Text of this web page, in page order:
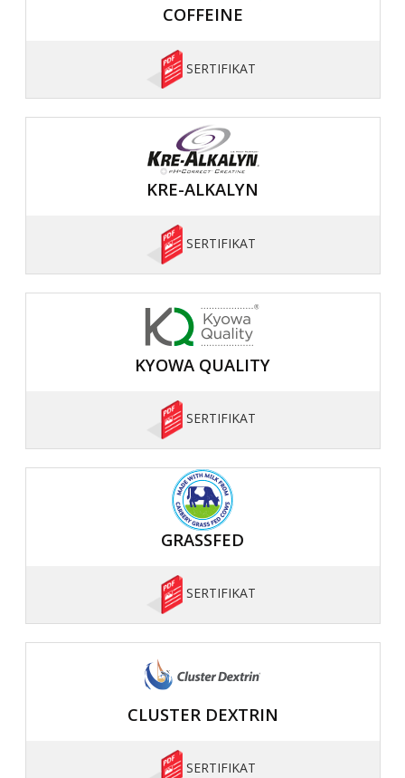
COFFEINE
SERTIFIKAT
KRE-ALKALYN
SERTIFIKAT
KYOWA QUALITY
SERTIFIKAT
GRASSFED
SERTIFIKAT
CLUSTER DEXTRIN
SERTIFIKAT